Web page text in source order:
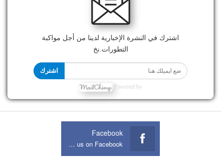
اشترك في النشرة الإخبارية لدينا من أجل مواكبة
التطورات.نخ
اشترك
Powered by
Facebook
Join us on Facebook